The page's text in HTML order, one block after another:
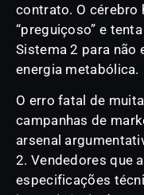
contrato. O cérebro
“preguiçoso” e
Sistema 2 para não
energia metabólica.
O erro fatal de
campanhas de
arsenal
2. Vendedores que
especificações